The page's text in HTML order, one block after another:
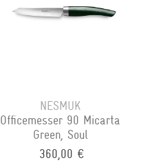
NESMUK
Officemesser 90 Micarta
Green, Soul
360,00 €